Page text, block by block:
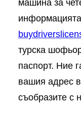
машина за
турска
паспорт. Ние
вашия адрес
съобразите с